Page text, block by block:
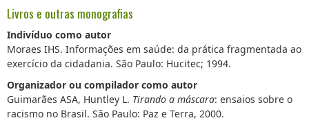
Livros e outras monografias
Indivíduo como autor
Moraes IHS. Informações em saúde: da prática fragmentada ao
exercício da cidadania. São Paulo: Hucitec; 1994.
Organizador ou compilador como autor
Guimarães ASA, Huntley L. Tirando a máscara: ensaios sobre o
racismo no Brasil. São Paulo: Paz e Terra, 2000.